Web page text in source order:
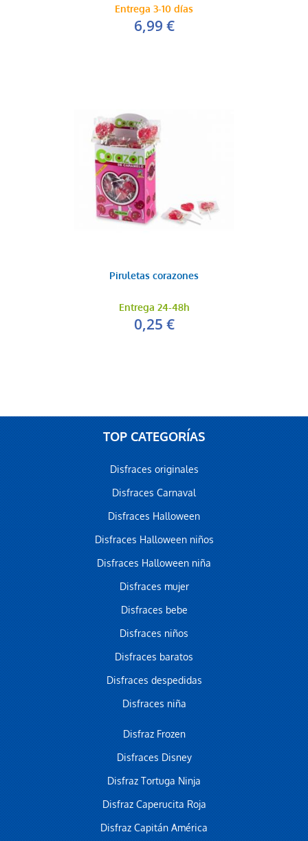
Pack regalitos fu...
Entrega 3-10 días
6,99 €
Piruletas corazones
Entrega 24-48h
0,25 €
TOP CATEGORÍAS
Disfraces originales
Disfraces Carnaval
Disfraces Halloween
Disfraces Halloween niños
Disfraces Halloween niña
Disfraces mujer
Disfraces bebe
Disfraces niños
Disfraces baratos
Disfraces despedidas
Disfraces niña
Disfraz Frozen
Disfraces Disney
Disfraz Tortuga Ninja
Disfraz Caperucita Roja
Disfraz Capitán América